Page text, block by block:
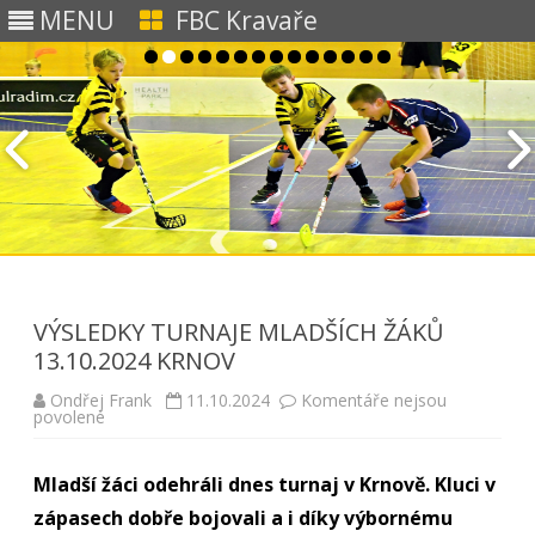
MENU FBC Kravaře
VÝSLEDKY TURNAJE MLADŠÍCH ŽÁKŮ
13.10.2024 KRNOV
Ondřej Frank 11.10.2024 Komentáře nejsou
povolené
VÝSLEDKY
MLADŠÍCH
Mladší žáci odehráli dnes turnaj v Krnově. Kluci v
zápasech dobře bojovali a i díky výbornému